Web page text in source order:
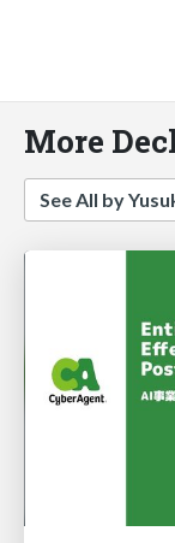
More
See All by